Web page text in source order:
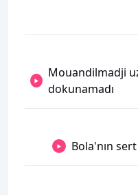
Mouandilmadji
dokunamadı
Bola'nın